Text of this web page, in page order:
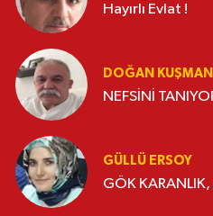
Hayırlı Evlat !
DOĞAN KUŞMAN
NEFSİNİ
GÜLLÜ ERSOY
GÖK KARANLIK,